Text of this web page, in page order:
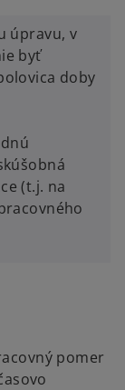
úpravu, v
byť
doby
(t.j. na
pomer